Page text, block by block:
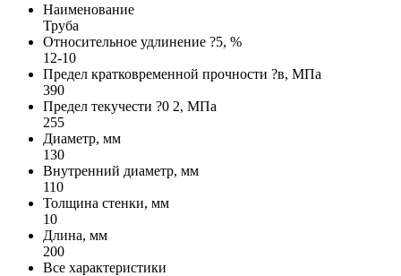
Наименование
Труба
Относительное удлинение ?5, %
12-10
Предел кратковременной прочности ?в, МПа
390
Предел текучести ?0 2, МПа
255
Диаметр, мм
130
Внутренний диаметр, мм
110
Толщина стенки, мм
10
Длина, мм
200
Все характеристики